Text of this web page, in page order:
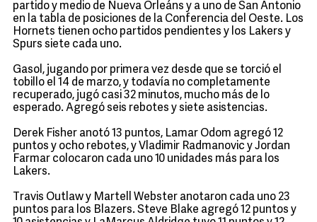
partido y medio de Nueva Orleáns y a uno de San Antonio
en la tabla de posiciones de la Conferencia del Oeste. Los
Hornets tienen ocho partidos pendientes y los Lakers y
Spurs siete cada uno.
Gasol, jugando por primera vez desde que se torció el
tobillo el 14 de marzo, y todavía no completamente
recuperado, jugó casi 32 minutos, mucho más de lo
esperado. Agregó seis rebotes y siete asistencias.
Derek Fisher anotó 13 puntos, Lamar Odom agregó 12
puntos y ocho rebotes, y Vladimir Radmanovic y Jordan
Farmar colocaron cada uno 10 unidades más para los
Lakers.
Travis Outlaw y Martell Webster anotaron cada uno 23
puntos para los Blazers. Steve Blake agregó 12 puntos y